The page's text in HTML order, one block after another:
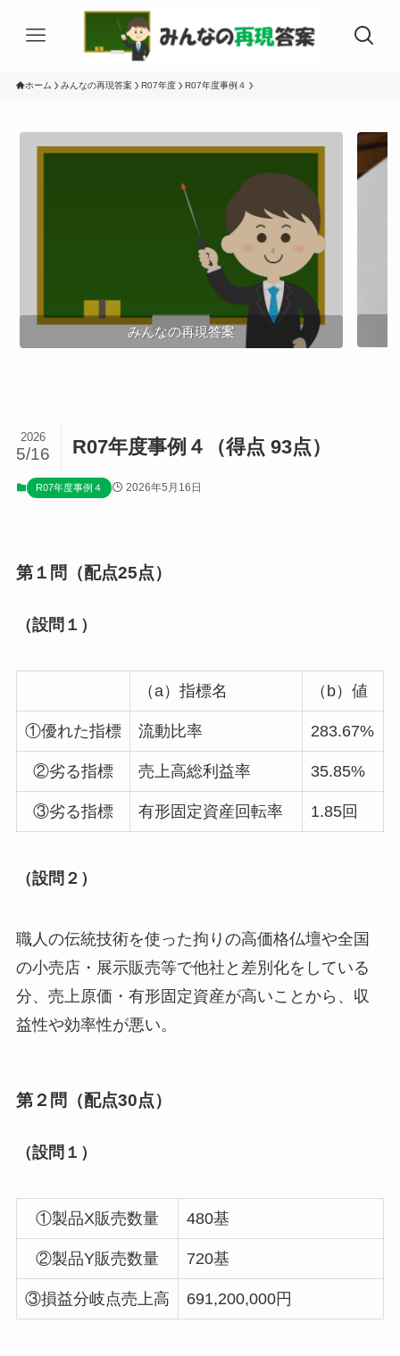
ホーム みんなの再現答案 R07年度 R07年度事例４
みんなの再現答案
R07年度事例４（得点 93点）
2026
5/16
R07年度事例４ 2026年5月16日
第１問（配点25点）
（設問１）
（a）指標名 （b）値
①優れた指標 流動比率 283.67%
②劣る指標 売上高総利益率 35.85%
③劣る指標 有形固定資産回転率 1.85回
（設問２）
職人の伝統技術を使った拘りの高価格仏壇や全国
の小売店・展示販売等で他社と差別化をしている
分、売上原価・有形固定資産が高いことから、収
益性や効率性が悪い。
第２問（配点30点）
（設問１）
①製品X販売数量 480基
②製品Y販売数量 720基
③損益分岐点売上高 691,200,000円